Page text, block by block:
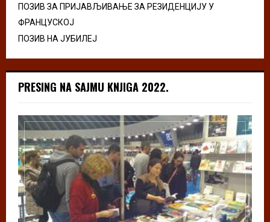
ПОЗИВ ЗА ПРИЈАВЉИВАЊЕ ЗА РЕЗИДЕНЦИЈУ У
ФРАНЦУСКОЈ
ПОЗИВ НА ЈУБИЛЕЈ
PRESING NA SAJMU KNJIGA 2022.